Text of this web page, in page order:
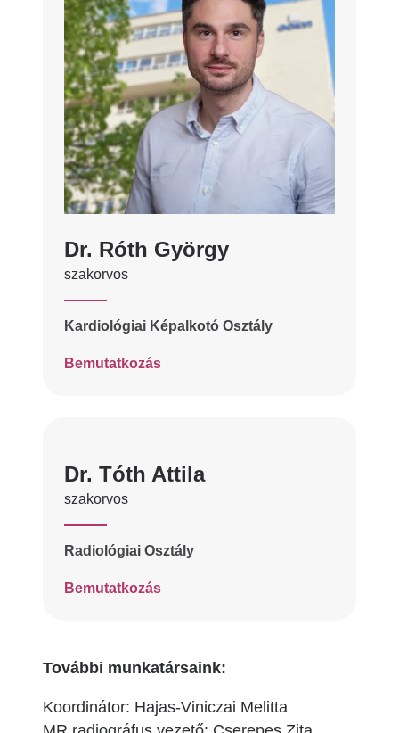
Dr. Róth György
szakorvos
Kardiológiai Képalkotó Osztály
Bemutatkozás
Dr. Tóth Attila
szakorvos
Radiológiai Osztály
Bemutatkozás
További munkatársaink:
Koordinátor: Hajas-Viniczai Melitta